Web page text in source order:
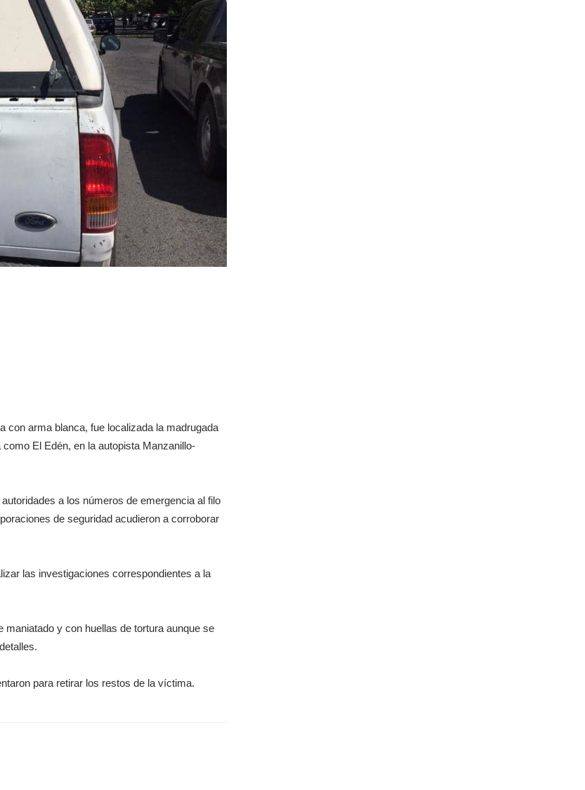
con arma blanca, fue localizada la madrugada
El Edén, en la autopista Manzanillo-
a los números de emergencia al filo
de seguridad acudieron a corroborar
las investigaciones correspondientes a la
y con huellas de tortura aunque se
para retirar los restos de la víctima.